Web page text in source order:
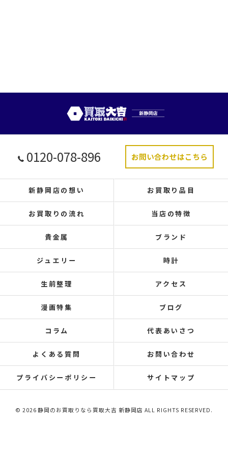
0120-078-896 お問い合わせはこちら
新静岡店の想い お買取り品目
お買取りの流れ 当店の特徴
貴金属 ブランド
ジュエリー 時計
生前整理 アクセス
漫画特集 ブログ
コラム 代表あいさつ
よくある質問 お問い合わせ
プライバシーポリシー サイトマップ
© 2026 静岡のお買取りなら買取大吉 新静岡店 ALL RIGHTS RESERVED.